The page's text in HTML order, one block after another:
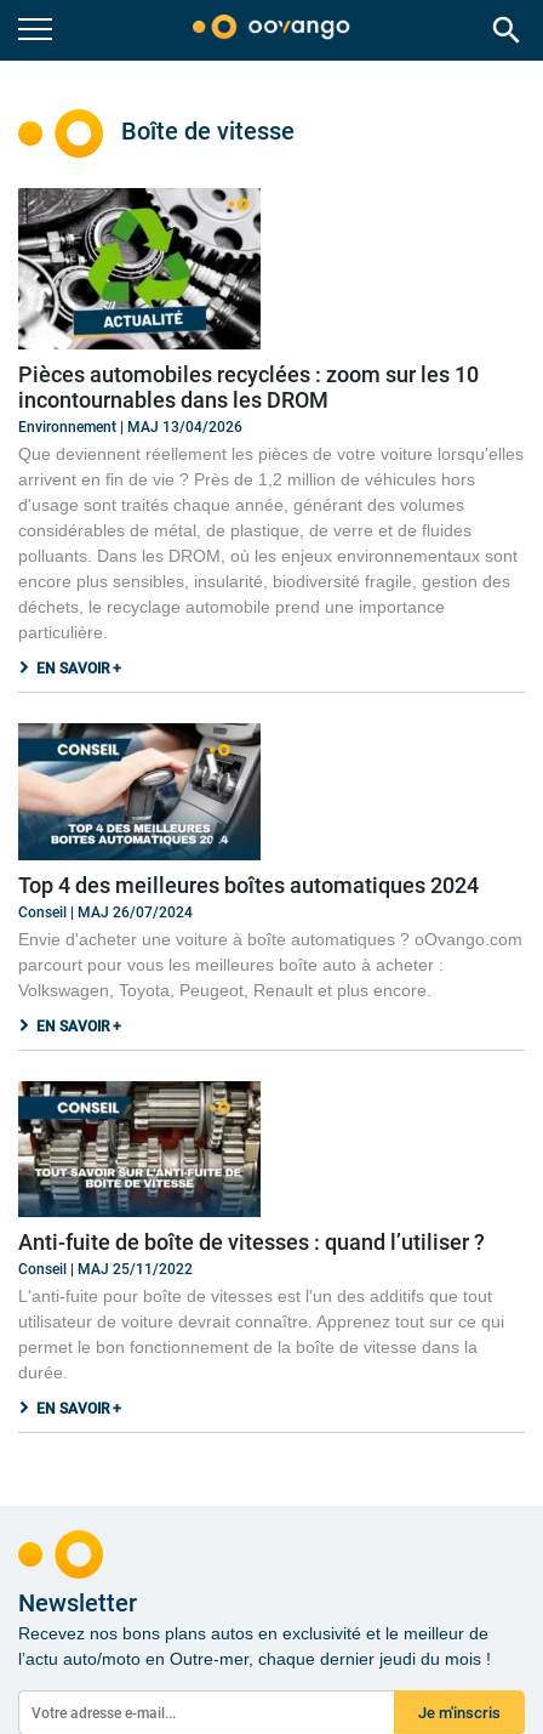
search
Boîte de vitesse
Pièces automobiles recyclées : zoom sur les 10
incontournables dans les DROM
Environnement | MAJ 13/04/2026
Que deviennent réellement les pièces de votre voiture lorsqu'elles
arrivent en fin de vie ? Près de 1,2 million de véhicules hors
d'usage sont traités chaque année, générant des volumes
considérables de métal, de plastique, de verre et de fluides
polluants. Dans les DROM, où les enjeux environnementaux sont
encore plus sensibles, insularité, biodiversité fragile, gestion des
déchets, le recyclage automobile prend une importance
particulière.
EN SAVOIR +
Top 4 des meilleures boîtes automatiques 2024
Conseil | MAJ 26/07/2024
Envie d'acheter une voiture à boîte automatiques ? oOvango.com
parcourt pour vous les meilleures boîte auto à acheter :
Volkswagen, Toyota, Peugeot, Renault et plus encore.
EN SAVOIR +
Anti-fuite de boîte de vitesses : quand l’utiliser ?
Conseil | MAJ 25/11/2022
L'anti-fuite pour boîte de vitesses est l'un des additifs que tout
utilisateur de voiture devrait connaître. Apprenez tout sur ce qui
permet le bon fonctionnement de la boîte de vitesse dans la
durée.
EN SAVOIR +
Newsletter
Recevez nos bons plans autos en exclusivité et le meilleur de
l’actu auto/moto en Outre-mer, chaque dernier jeudi du mois !
Je m'inscris